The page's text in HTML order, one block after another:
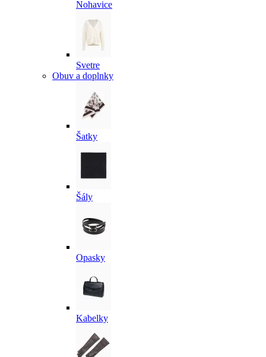
Nohavice
Svetre
Obuv a doplnky
Šatky
Šály
Opasky
Kabelky